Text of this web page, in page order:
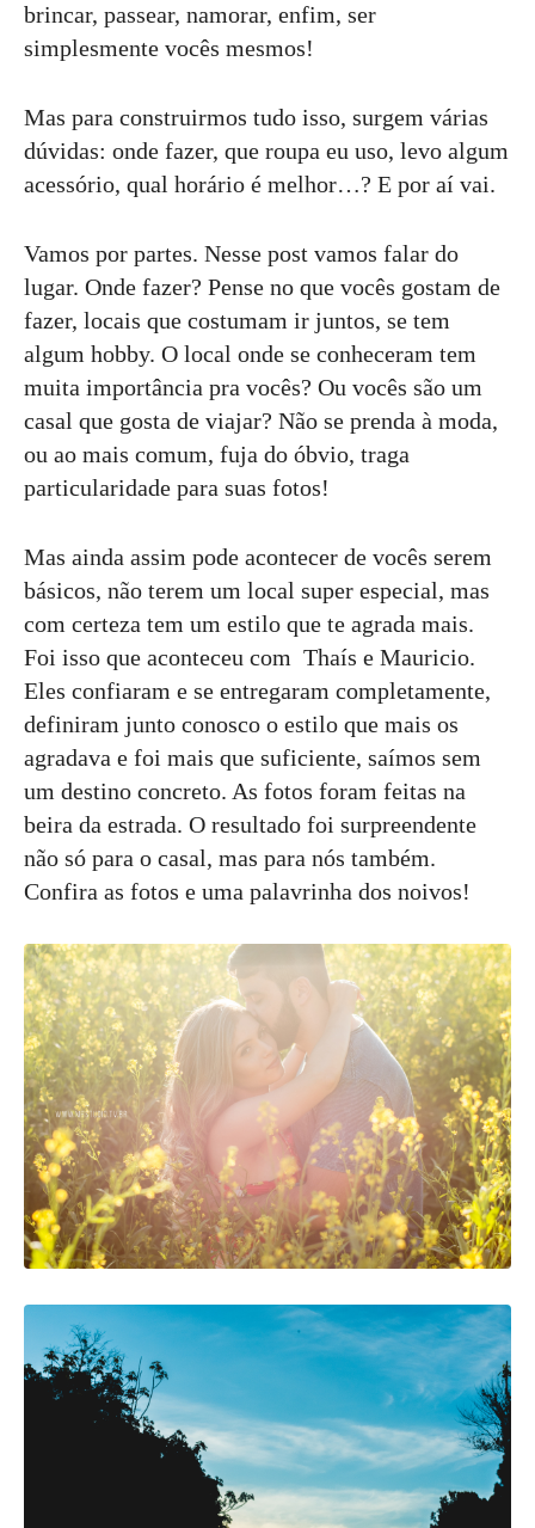
brincar, passear, namorar, enfim, ser
simplesmente vocês mesmos!
Mas para construirmos tudo isso, surgem várias
dúvidas: onde fazer, que roupa eu uso, levo algum
acessório, qual horário é melhor…? E por aí vai.
Vamos por partes. Nesse post vamos falar do
lugar. Onde fazer? Pense no que vocês gostam de
fazer, locais que costumam ir juntos, se tem
algum hobby. O local onde se conheceram tem
muita importância pra vocês? Ou vocês são um
casal que gosta de viajar? Não se prenda à moda,
ou ao mais comum, fuja do óbvio, traga
particularidade para suas fotos!
Mas ainda assim pode acontecer de vocês serem
básicos, não terem um local super especial, mas
com certeza tem um estilo que te agrada mais.
Foi isso que aconteceu com Thaís e Mauricio.
Eles confiaram e se entregaram completamente,
definiram junto conosco o estilo que mais os
agradava e foi mais que suficiente, saímos sem
um destino concreto. As fotos foram feitas na
beira da estrada. O resultado foi surpreendente
não só para o casal, mas para nós também.
Confira as fotos e uma palavrinha dos noivos!